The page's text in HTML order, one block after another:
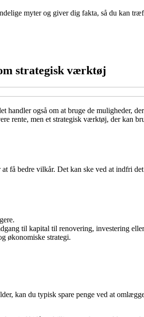
myter og giver dig fakta, så du kan
strategisk værktøj
også om at bruge de muligheder,
rente, men et strategisk værktøj, der kan
bedre vilkår. Det kan ske ved at indfri
til kapital til renovering, investering
økonomiske strategi.
kan du typisk spare penge ved at